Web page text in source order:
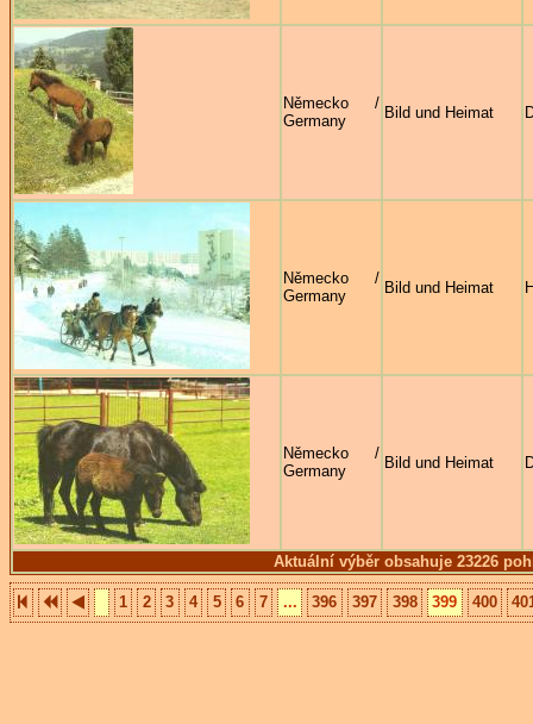
Aktuální výběr obsahuje 23226
Německo /
Germany
Bild und Heimat
Německo /
Germany
Bild und Heimat
Německo /
Germany
Bild und Heimat
1 2 3 4 5 6 7 ... 396 397 398 399 400